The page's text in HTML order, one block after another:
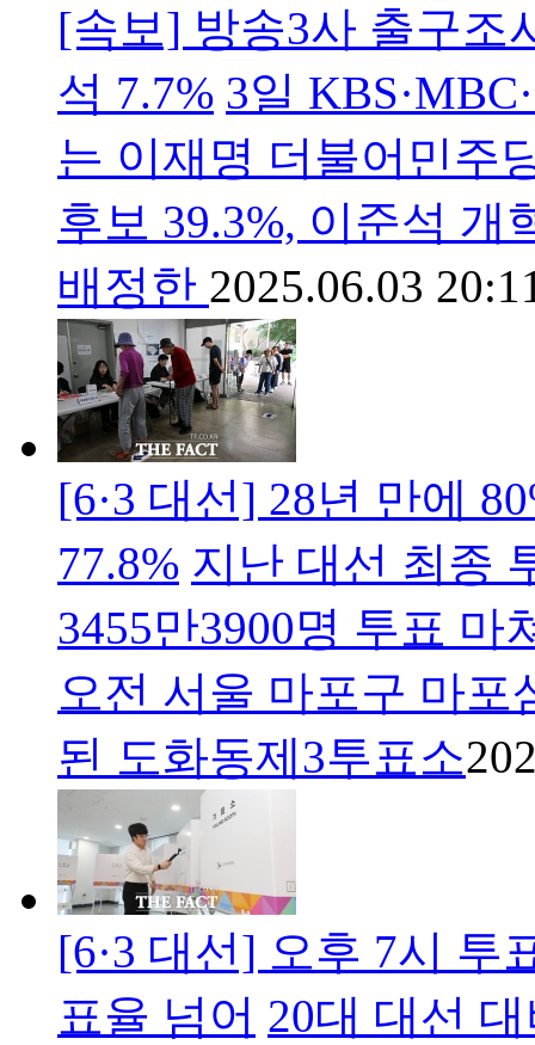
[속보] 방송3사 출구조
석 7.7% 3일
는 이재명 더불어민주
후보 39.3%, 이준석 개
배정한 2025.06.03
[6·3 대선] 28년 만에
77.8% 지난 대선 최종
3455만3900명 투표 마
오전 서울 마포구 마
된 도화동제3투표소
[6·3 대선] 오후 7시
표율 넘어 20대 대선